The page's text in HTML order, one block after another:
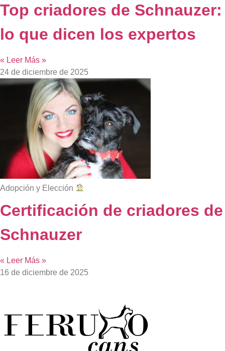
Top criadores de Schnauzer:
lo que dicen los expertos
« Leer Más »
24 de diciembre de 2025
Adopción y Elección
Certificación de criadores de
Schnauzer
« Leer Más »
16 de diciembre de 2025